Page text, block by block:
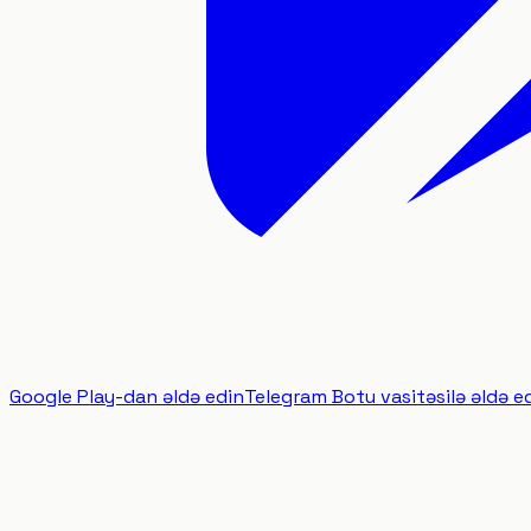
Google Play-dan əldə edinTelegram Botu vasitəsilə əldə